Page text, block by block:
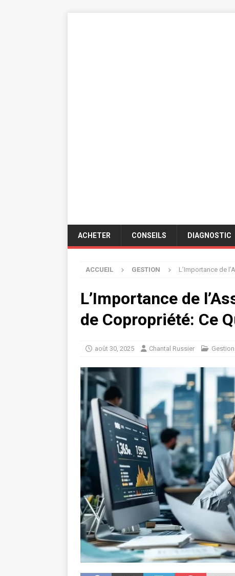
ACHETER CONSEILS DIAGNOSTIC
ACCUEIL GESTION L’Importance de
L’Importance de
de Copropriété: Ce
août 30, 2025 Chantal Russier Gestion